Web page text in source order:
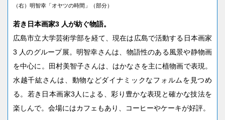
（右）明智幸「オヤツの時間」（部分）
若き日本画家3 人が紡ぐ物語。
広島市立大学芸術学部を経て、現在は広島で活動する日本画家
3 人のグループ展。明智幸さんは、物語性のある風景や静物画
を中心に。田村美智子さんは、はかなさを主に植物画で表現。
水越千紘さんは、動物などダイナミックなフォルムを見つめ
る。若き日本画家3人による、彩り豊かな表現と確かな技法を
楽しんで。会場にはカフェもあり、コーヒーやケーキが好評。